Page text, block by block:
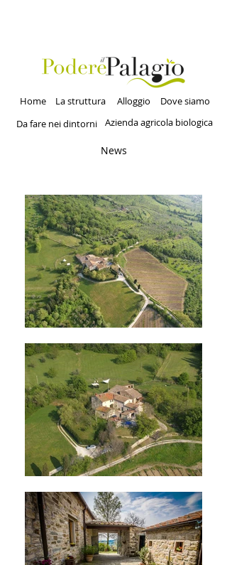
Home
Azienda agricola biologica
Dove siamo
Da fare nei dintorni
Alloggio
La struttura
News